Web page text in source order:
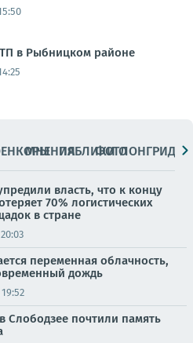
в Рыбницком районе
МНЕНИЯПАБЛИКИ
ФОТОЛОНГРИДЫ
власть, что к концу
70% логистических
в стране
переменная облачность,
дождь
Слободзее почтили память